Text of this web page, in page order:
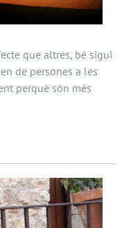
que altres, bé sigui
de persones a les
perquè són més